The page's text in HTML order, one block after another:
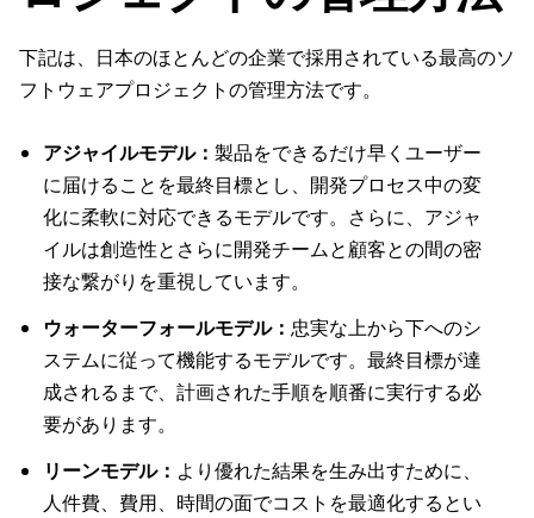
下記は、日本のほとんどの企業で採用されている最高のソ
フトウェアプロジェクトの管理方法です。
アジャイルモデル： 製品をできるだけ早くユーザー
に届けることを最終目標とし、開発プロセス中の変
化に柔軟に対応できるモデルです。さらに、アジャ
イルは創造性とさらに開発チームと顧客との間の密
接な繋がりを重視しています。
ウォーターフォールモデル： 忠実な上から下へのシ
ステムに従って機能するモデルです。最終目標が達
成されるまで、計画された手順を順番に実行する必
要があります。
リーンモデル： より優れた結果を生み出すために、
人件費、費用、時間の面でコストを最適化するとい